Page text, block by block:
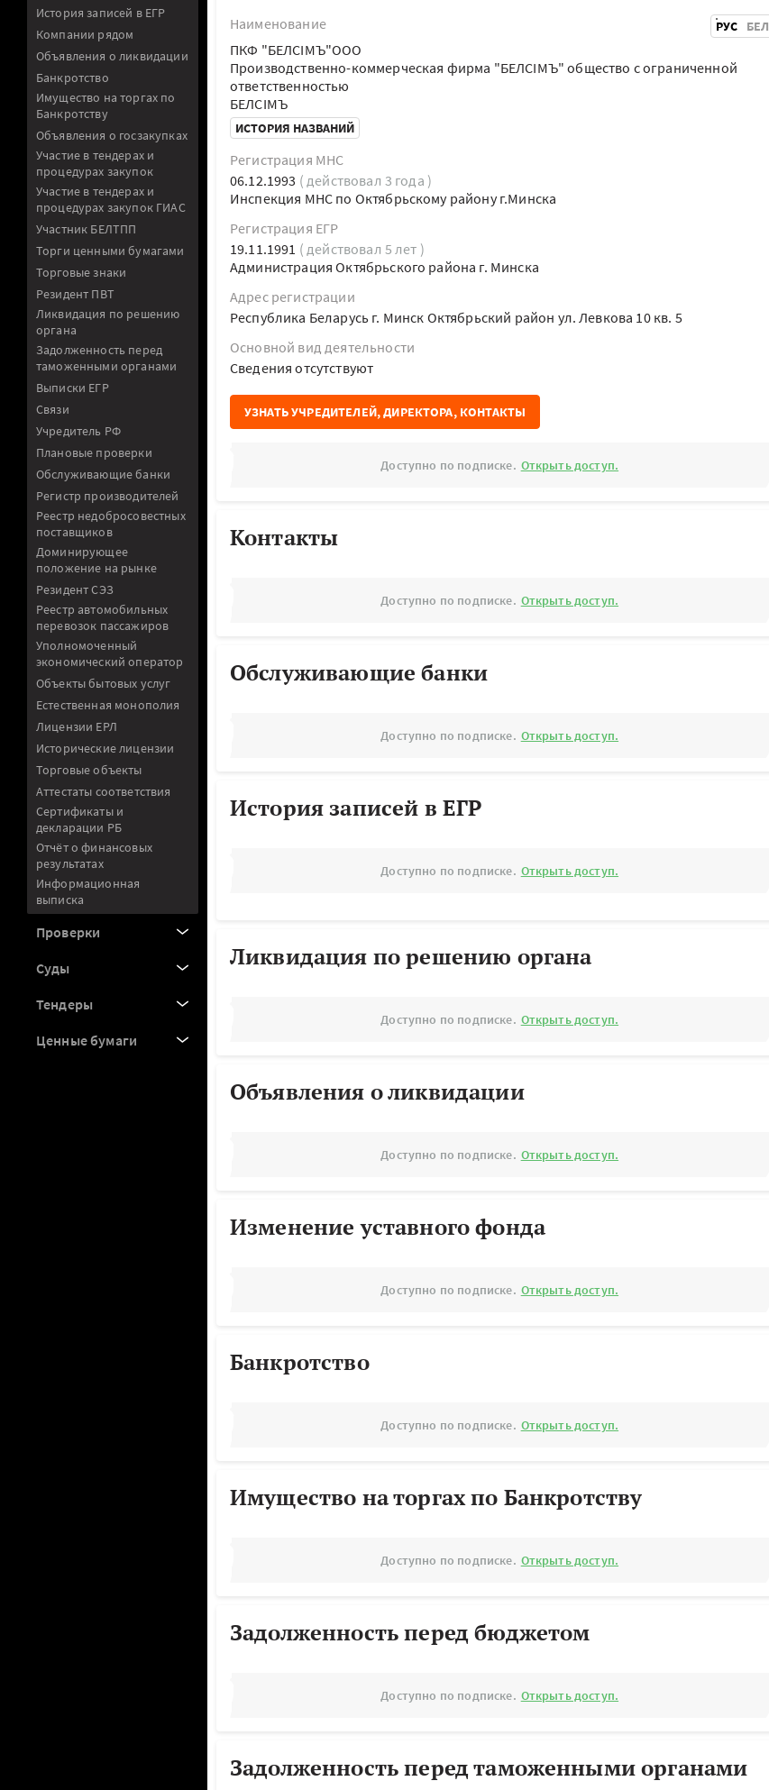
История записей в ЕГР
Компании рядом
Объявления о ликвидации
Банкротство
Имущество на торгах по
Банкротству
Объявления о госзакупках
Участие в тендерах и
процедурах закупок
Участие в тендерах и
процедурах закупок ГИАС
Участник БЕЛТПП
Торги ценными бумагами
Торговые знаки
Резидент ПВТ
Ликвидация по решению
органа
Задолженность перед
таможенными органами
Выписки ЕГР
Связи
Учредитель РФ
Плановые проверки
Обслуживающие банки
Регистр производителей
Реестр недобросовестных
поставщиков
Доминирующее
положение на рынке
Резидент СЭЗ
Реестр автомобильных
перевозок пассажиров
Уполномоченный
экономический оператор
Объекты бытовых услуг
Естественная монополия
Лицензии ЕРЛ
Исторические лицензии
Торговые объекты
Аттестаты соответствия
Сертификаты и
декларации РБ
Отчёт о финансовых
результатах
Информационная
выписка
Проверки
Суды
Тендеры
Ценные бумаги
Наименование
РУС БЕЛ
ПКФ "БЕЛСIМЪ"ООО
Производственно-коммерческая фирма "БЕЛСIМЪ" общество с ограниченной
ответственностью
БЕЛСIМЪ
ИСТОРИЯ НАЗВАНИЙ
Регистрация МНС
06.12.1993 ( действовал 3 года )
Инспекция МНС по Октябрьскому району г.Минска
Регистрация ЕГР
19.11.1991 ( действовал 5 лет )
Администрация Октябрьского района г. Минска
Адрес регистрации
Республика Беларусь г. Минск Октябрьский район ул. Левкова 10 кв. 5
Основной вид деятельности
Cведения отсутствуют
УЗНАТЬ УЧРЕДИТЕЛЕЙ, ДИРЕКТОРА, КОНТАКТЫ
Доступно по подписке. Открыть доступ.
Контакты
Доступно по подписке. Открыть доступ.
Обслуживающие банки
Доступно по подписке. Открыть доступ.
История записей в ЕГР
Доступно по подписке. Открыть доступ.
Ликвидация по решению органа
Доступно по подписке. Открыть доступ.
Объявления о ликвидации
Доступно по подписке. Открыть доступ.
Изменение уставного фонда
Доступно по подписке. Открыть доступ.
Банкротство
Доступно по подписке. Открыть доступ.
Имущество на торгах по Банкротству
Доступно по подписке. Открыть доступ.
Задолженность перед бюджетом
Доступно по подписке. Открыть доступ.
Задолженность перед таможенными органами